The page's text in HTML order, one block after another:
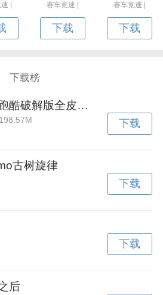
| 赛车竞速 |
下载
赛车竞速 |
下载
下载榜
肤全滑板全背饰下载v3.50.2 安卓内置功能菜单版
下载
古树旋律
下载
下载
后